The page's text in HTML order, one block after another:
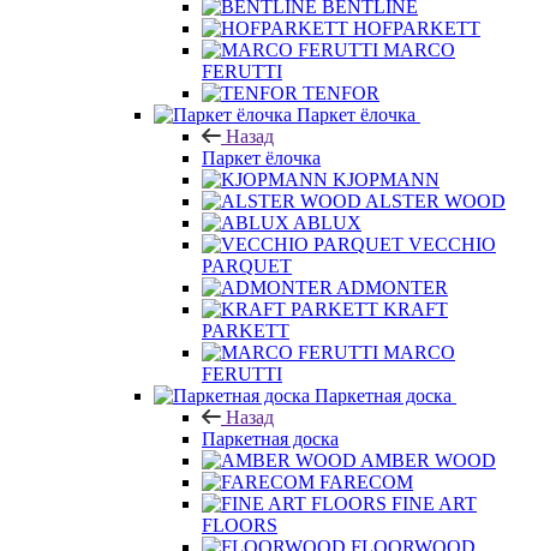
BENTLINE
HOFPARKETT
MARCO
FERUTTI
TENFOR
Паркет ёлочка
Назад
Паркет ёлочка
KJOPMANN
ALSTER WOOD
ABLUX
VECCHIO
PARQUET
ADMONTER
KRAFT
PARKETT
MARCO
FERUTTI
Паркетная доска
Назад
Паркетная доска
AMBER WOOD
FARECOM
FINE ART
FLOORS
FLOORWOOD